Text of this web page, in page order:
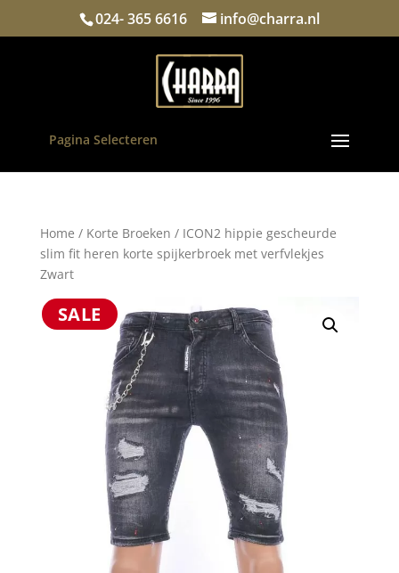
024- 365 6616 info@charra.nl
Pagina Selecteren
Home / Korte Broeken / ICON2 hippie gescheurde
slim fit heren korte spijkerbroek met verfvlekjes
Zwart
SALE